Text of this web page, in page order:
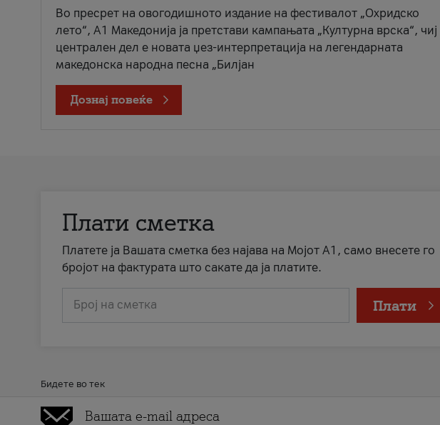
Во пресрет на овогодишното издание на фестивалот „Охридско
лето“, А1 Македонија ја претстави кампањата „Културна врска“, чиј
централен дел е новата џез-интерпретација на легендарната
македонска народна песна „Билјан
Дознај повеќе
Плати сметка
Платете ја Вашата сметка без најава на Мојот А1, само внесете го
бројот на фактурата што сакате да ја платите.
Број на сметка Плати
Бидете во тек